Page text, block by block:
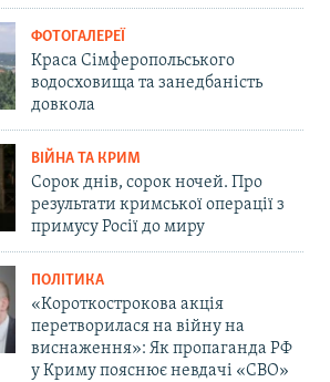
ФОТОГАЛЕРЕЇ
Краса Сімферопольського
водосховища та занедбаність
довкола
ВІЙНА ТА КРИМ
Сорок днів, сорок ночей. Про
результати кримської операції з
примусу Росії до миру
ПОЛІТИКА
«Короткострокова акція
перетворилася на війну на
виснаження»: Як пропаганда РФ
у Криму пояснює невдачі «СВО»